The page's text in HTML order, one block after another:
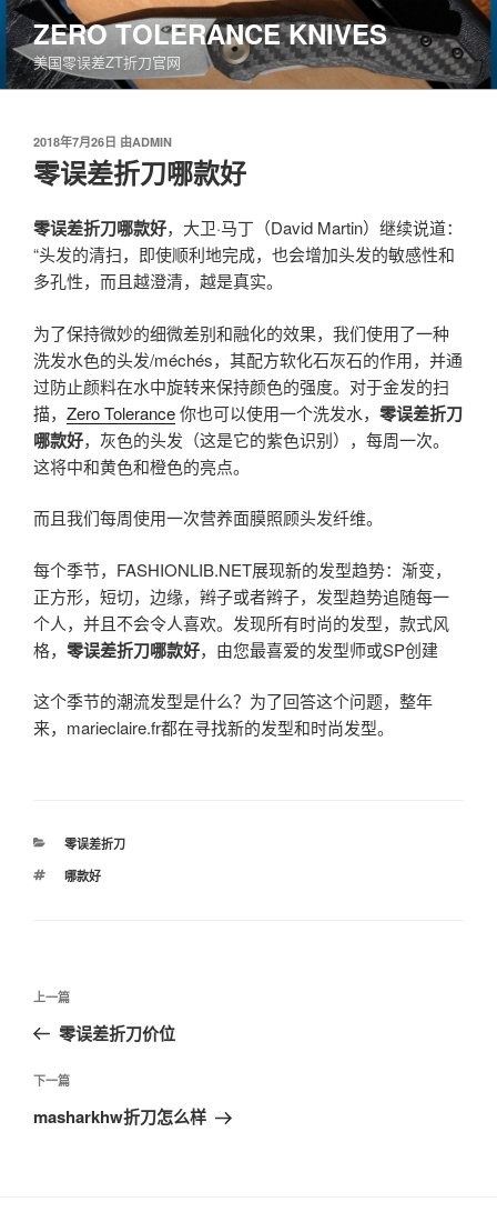
跳
至
内
容
ZERO TOLERANCE KNIVES
美国零误差ZT折刀官网
发
布
于
2018年7月26日 由ADMIN
零误差折刀哪款好
零误差折刀哪款好，大卫·马丁（David Martin）继续说道：
“头发的清扫，即使顺利地完成，也会增加头发的敏感性和
多孔性，而且越澄清，越是真实。
为了保持微妙的细微差别和融化的效果，我们使用了一种
洗发水色的头发/méchés，其配方软化石灰石的作用，并通
过防止颜料在水中旋转来保持颜色的强度。对于金发的扫
描， Zero Tolerance你也可以使用一个洗发水， 零误差折刀
哪款好，灰色的头发（这是它的紫色识别），每周一次。
这将中和黄色和橙色的亮点。
而且我们每周使用一次营养面膜照顾头发纤维。
每个季节，FASHIONLIB.NET展现新的发型趋势：渐变，
正方形，短切，边缘，辫子或者辫子，发型趋势追随每一
个人，并且不会令人喜欢。发现所有时尚的发型，款式风
格， 零误差折刀哪款好，由您最喜爱的发型师或SP创建
这个季节的潮流发型是什么？为了回答这个问题，整年
来，marieclaire.fr都在寻找新的发型和时尚发型。
分
零误差折刀
标
哪款好
文
导
航
上
一
文
上一篇
零误差折刀价位
下
一
下一篇
masharkhw折刀怎么样